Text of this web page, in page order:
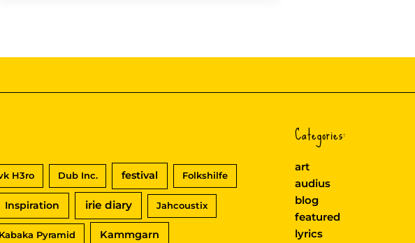
H3ro Dub Inc. festival Folkshilfe
Inspiration irie diary Jahcoustix
Kabaka Pyramid Kammgarn
Categories:
art
audius
blog
featured
lyrics